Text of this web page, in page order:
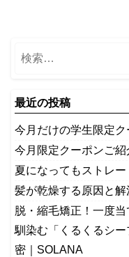
最近の投稿
今月だけの学生限定ク
今月限定クーポンご紹
夏になってもストレー
髪が乾燥する原因と解
脱・縮毛矯正！一度
馴染む「くるくるシ
密｜SOLANA